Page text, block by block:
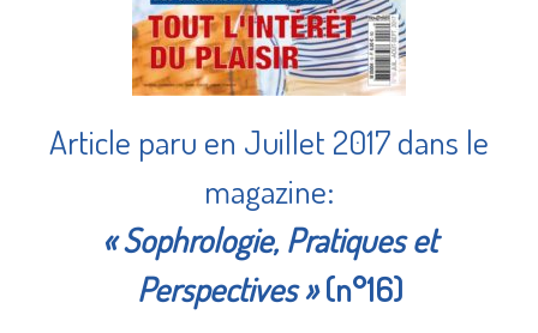
Article paru en Juillet 2017 dans le
magazine:
« Sophrologie, Pratiques et
Perspectives »(n°16)